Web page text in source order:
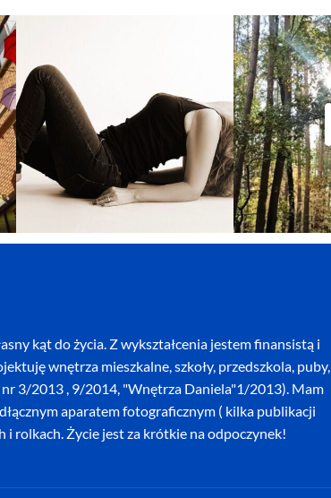
kąt do życia. Z wykształcenia jestem finansistą i
wnętrza mieszkalne, szkoły, przedszkola, puby,
nr 3/2013 , 9/2014, "Wnętrza Daniela"1/2013). Mam
aparatem fotograficznym ( kilka publikacji
i rolkach. Życie jest za krótkie na odpoczynek!